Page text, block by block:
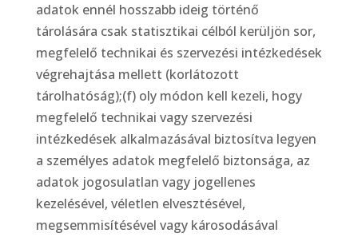
adatok ennél hosszabb ideig történő
tárolására csak statisztikai célból kerüljön sor,
megfelelő technikai és szervezési intézkedések
végrehajtása mellett (korlátozott
tárolhatóság);(f) oly módon kell kezeli, hogy
megfelelő technikai vagy szervezési
intézkedések alkalmazásával biztosítva legyen
a személyes adatok megfelelő biztonsága, az
adatok jogosulatlan vagy jogellenes
kezelésével, véletlen elvesztésével,
megsemmisítésével vagy károsodásával